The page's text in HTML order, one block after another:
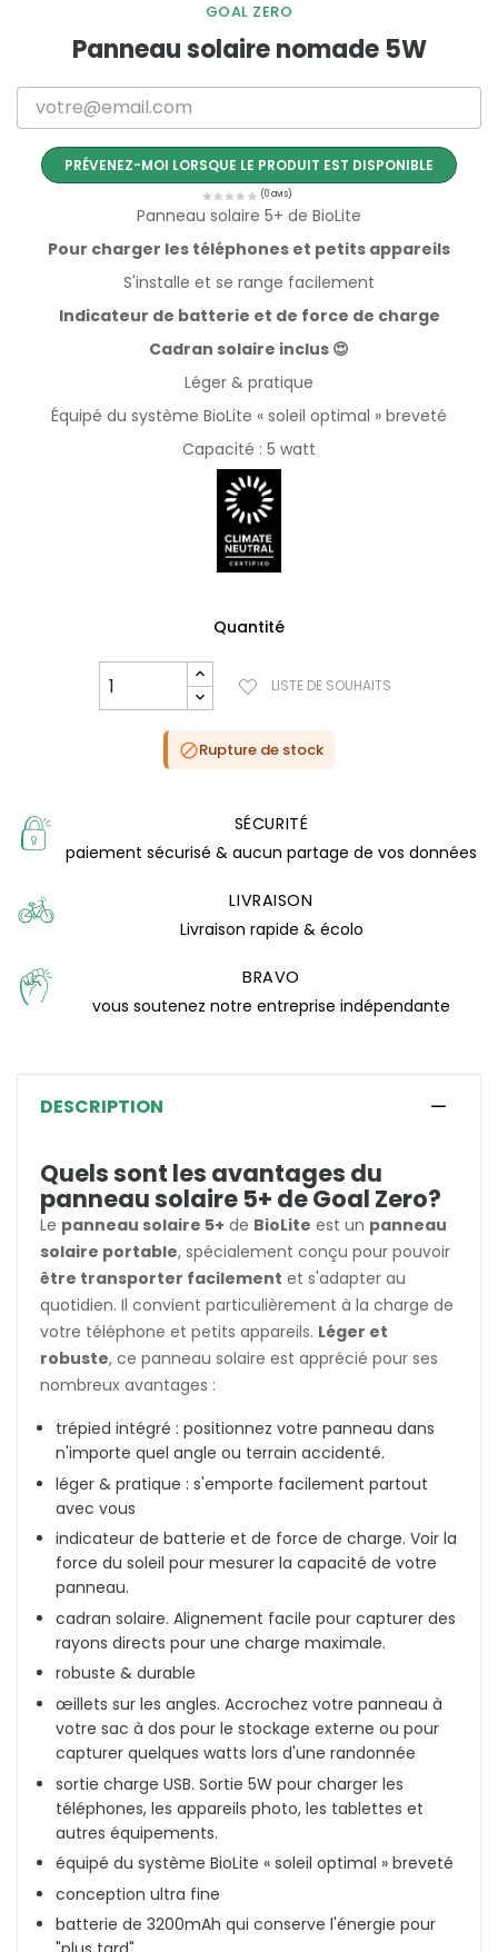
GOAL ZERO
Panneau solaire nomade 5W
PRÉVENEZ-MOI LORSQUE LE PRODUIT EST DISPONIBLE
Panneau solaire 5+ de BioLite
Pour charger les téléphones et petits appareils
S'installe et se range facilement
Indicateur de batterie et de force de charge
Cadran solaire inclus 😍
Léger & pratique
Équipé du système BioLite « soleil optimal » breveté
Capacité : 5 watt
Quantité
LISTE DE SOUHAITS
Rupture de stock
SÉCURITÉ
paiement sécurisé & aucun partage de vos données
LIVRAISON
Livraison rapide & écolo
BRAVO
vous soutenez notre entreprise indépendante
DESCRIPTION
Quels sont les avantages du
panneau solaire 5+ de Goal Zero?
Le panneau solaire 5+ de BioLite est un panneau
solaire portable, spécialement conçu pour pouvoir
être transporter facilement et s'adapter au
quotidien. Il convient particulièrement à la charge de
votre téléphone et petits appareils. Léger et
robuste, ce panneau solaire est apprécié pour ses
nombreux avantages :
trépied intégré : positionnez votre panneau dans
n'importe quel angle ou terrain accidenté.
léger & pratique : s'emporte facilement partout
avec vous
indicateur de batterie et de force de charge. Voir la
force du soleil pour mesurer la capacité de votre
panneau.
cadran solaire. Alignement facile pour capturer des
rayons directs pour une charge maximale.
robuste & durable
œillets sur les angles. Accrochez votre panneau à
votre sac à dos pour le stockage externe ou pour
capturer quelques watts lors d'une randonnée
sortie charge USB. Sortie 5W pour charger les
téléphones, les appareils photo, les tablettes et
autres équipements.
équipé du système BioLite « soleil optimal » breveté
conception ultra fine
batterie de 3200mAh qui conserve l'énergie pour